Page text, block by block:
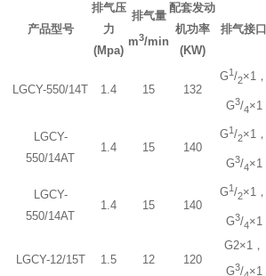
产品型号
排气压
力
(Mpa)
排气量
m3/min
配套发动
机功率
(KW)
排气接口
LGCY-550/14T 1.4 15 132
G1 /2×1，
G3/4×1
LGCY-
550/14AT
1.4 15 140
G1 /2×1，
G3/4×1
LGCY-
550/14AT
1.4 15 140
G1 /2×1，
G3/4×1
LGCY-12/15T 1.5 12 120
G2×1，
G3/ ×1